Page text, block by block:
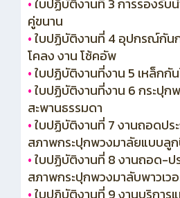
คู่ขนาน
•ใบปฏิบัติงานที่ 4 อุปกรณ์กัน
โคลง งาน โช้คอัพ
•ใบปฏิบัติงานที่งาน 5 เหล็กกั
•ใบปฏิบัติงานที่งาน 6 กระปุก
สะพานธรรมดา
•ใบปฏิบัติงานที่ 7 งานถอดปร
สภาพกระปุกพวงมาลัยแบบลู
•ใบปฏิบัติงานที่ 8 งานถอด-ป
สภาพกระปุกพวงมาลับพาวเว
•ใบปฏิบัติงานที่ 9 งานบริการ